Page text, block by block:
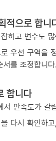
적으로 합니
하고 변수도
우선 구역을
를 조정합니다.
합니다
서 만족도가 갈
다시 확인하